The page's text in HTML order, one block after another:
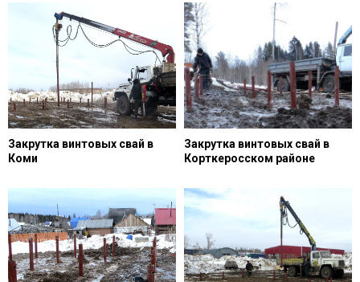
Закрутка винтовых свай в
Коми
Закрутка винтовых свай в
Корткеросском районе